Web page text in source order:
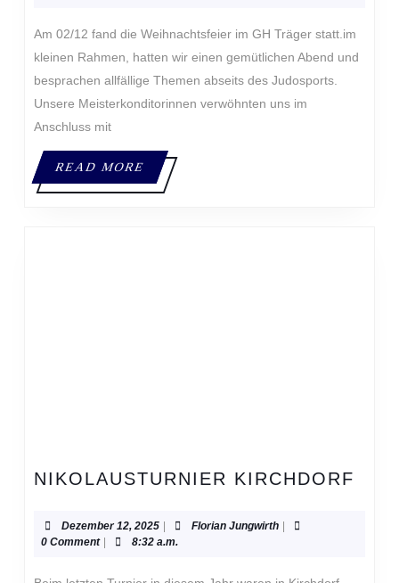
Am 02/12 fand die Weihnachtsfeier im GH Träger statt.im
kleinen Rahmen, hatten wir einen gemütlichen Abend und
besprachen allfällige Themen abseits des Judosports.
Unsere Meisterkonditorinnen verwöhnten uns im
Anschluss mit
READ MOREREAD
MORE
NIKOLAUSTURNIER KIRCHDORF
Dezember 12, 2025Dezember
12,
| Florian JungwirthFlorian
|
0 Comment | 8:32 a.m.